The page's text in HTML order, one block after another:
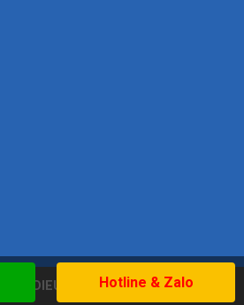
WWW.DIEUKHACBAOVUONG.COM
Hotline & Zalo